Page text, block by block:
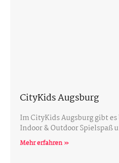
CityKids Augsburg
Im CityKids Augsburg gibt
Indoor & Outdoor Spielspaß
Mehr erfahren »